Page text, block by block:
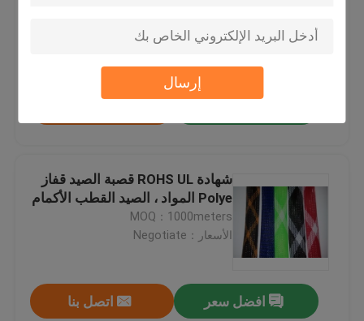
إرسال
MOQ：1000meters
شهادة ROHS UL قصبة الصيد قفاز
Polye المواد ، الصيد القطب الأكمام
MOQ：1000meters
الأسعار：Negotiate
افضل سعر اتصل بنا